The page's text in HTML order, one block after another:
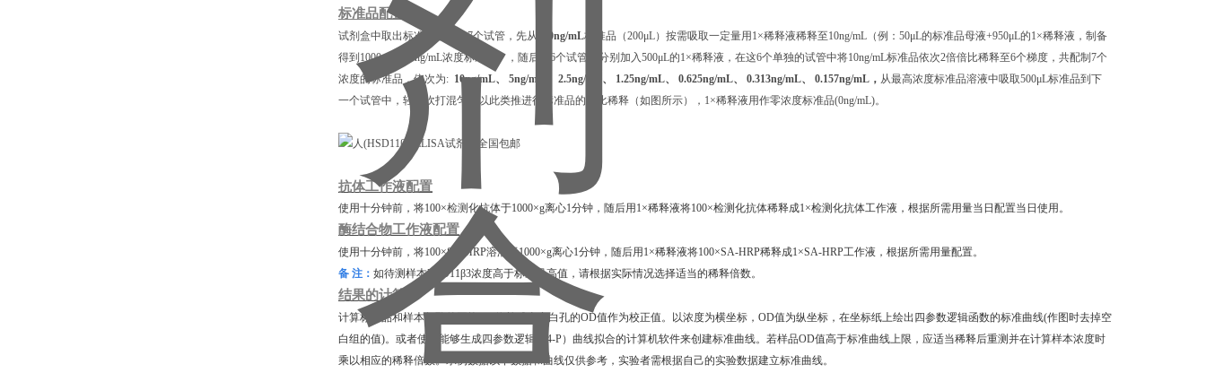
标准品配置
试剂盒中取出标准品，准备7个试管，先从 200ng/mL标准品（200μL）按需吸取一定量用1×稀释液稀释至10ng/mL（例：50μL的标准品母液+950μL的1×稀释液，制备
得到1000μL的10ng/mL浓度标准品），随后在6个试管中分别加入500μL的1×稀释液，在这6个单独的试管中将10ng/mL标准品依次2倍倍比稀释至6个梯度，共配制7个
浓度的标准品，依次为: 10ng/mL、 5ng/mL、 2.5ng/mL、 1.25ng/mL、 0.625ng/mL、 0.313ng/mL、 0.157ng/mL， 从最高浓度标准品溶液中吸取500μL标准品到下
一个试管中，轻轻吹打混匀，以此类推进行标准品的倍比稀释（如图所示），1×稀释液用作零浓度标准品(0ng/mL)。
抗体工作液配置
使用十分钟前，将100×检测化抗体于1000×g离心1分钟，随后用1×稀释液将100×检测化抗体稀释成1×检测化抗体工作液，根据所需用量当日配置当日使用。
酶结合物工作液配置
使用十分钟前，将100×SA-HRP溶液于1000×g离心1分钟，随后用1×稀释液将100×SA-HRP稀释成1×SA-HRP工作液，根据所需用量配置。
备 注： 如待测样本HSD11β3浓度高于标准品高值，请根据实际情况选择适当的稀释倍数。
结果的计算
计算标准品和样本复孔的平均
OD值并减去空白孔的OD值作为校正值。以浓度为横坐标，OD值为纵坐标，在坐标纸上绘出四参数逻辑函数的标准曲线(作图时去掉空
白组的值)。或者使用能够生成四参数逻辑（4-P）曲线拟合的计算机软件来创建标准曲线。若样品OD值高于标准曲线上限，应适当稀释后重测并在计算样本浓度时
乘以相应的稀释倍数。示例数据以下数据和曲线仅供参考，实验者需根据自己的实验数据建立标准曲线。